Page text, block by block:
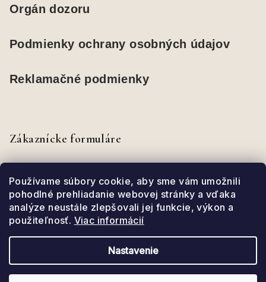
Používame súbory cookie, aby sme vám umožnili
pohodlné prehliadanie webovej stránky a vďaka
analýze neustále zlepšovali jej funkcie, výkon a
použiteľnosť. Viac informácií
Nastavenie
Orgán dozoru
Podmienky ochrany osobných údajov
Reklamačné podmienky
Zákaznícke formuláre
Odstúpenie od zmluvy
Reklamačný formulár
Servisný formulár